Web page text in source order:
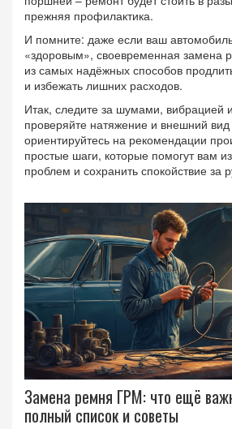
прежняя профилактика.
И помните: даже если ваш
«здоровым», своевременная замена
из самых надёжных способов
и избежать лишних расходов.
Итак, следите за шумами, вибрацией
проверяйте натяжение и внешний
ориентируйтесь на рекомендации
простые шаги, которые помогут вам
проблем и сохранить спокойствие за
Замена ремня ГРМ: что ещё
полный список и советы